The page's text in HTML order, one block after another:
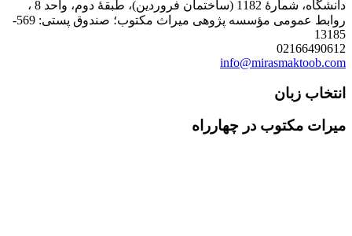
دانشگاه، شمارۀ 1182 (ساختمان فروردین)، طبقۀ دوم، واحد 8 ،
روابط عمومی مؤسسه پژوهی میراث مکتوب؛ صندوق پستی: 569-
13185
02166490612
info@mirasmaktoob.com
انتخاب زبان
میرات مکتوب در چهارراه